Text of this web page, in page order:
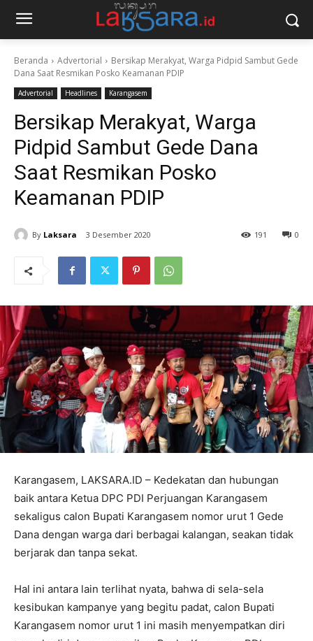
Beranda Advertorial
Bersikap Merakyat, Warga Pidpid Sambut Gede
Dana Saat Resmikan Posko Keamanan PDIP
Advertorial Headlines Karangasem
Bersikap Merakyat, Warga
Pidpid Sambut Gede Dana
Saat Resmikan Posko
Keamanan PDIP
By Laksara 3 Desember 2020 0
191
Karangasem, LAKSARA.ID – Kedekatan dan hubungan
baik antara Ketua DPC PDI Perjuangan Karangasem
sekaligus calon Bupati Karangasem nomor urut 1 Gede
Dana dengan warga dari berbagai kalangan, seakan tidak
berjarak dan tanpa sekat.
Hal ini antara lain terlihat nyata, bahwa di sela-sela
kesibukan kampanye yang begitu padat, calon Bupati
Karangasem nomor urut 1 ini masih menyempatkan diri